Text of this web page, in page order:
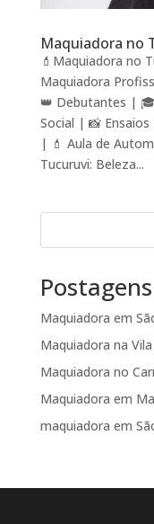
Maquiadora no
💄Maquiadora no
Maquiadora
👑 Debutantes |
Social | 📸
| 💄 Aula de
Tucuruvi: Beleza...
Maquiadora em
Maquiadora na
Maquiadora no
Maquiadora em
maquiadora em